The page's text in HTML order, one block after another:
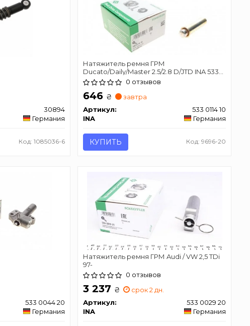
30894
Германия
Код: 1085036-6
Натяжитель ремня ГРМ
Ducato/Daily/Master 2.5/2.8 D/JTD INA 533
0114 10
0 отзывов
646 ₴
завтра
Артикул:
533 0114 10
INA
Германия
КУПИТЬ Код: 9696-20
533 0044 20
Германия
Натяжитель ремня ГРМ Audi / VW 2,5 TDi
97-
0 отзывов
3 237 ₴
срок 2 дн.
Артикул:
533 0029 20
INA
Германия